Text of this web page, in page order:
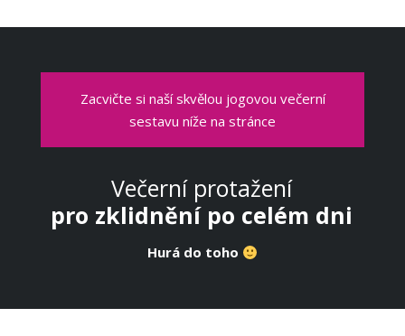
Zacvičte si naší skvělou jogovou večerní
sestavu níže na stránce
Večerní protažení
pro zklidnění po celém dni
Hurá do toho